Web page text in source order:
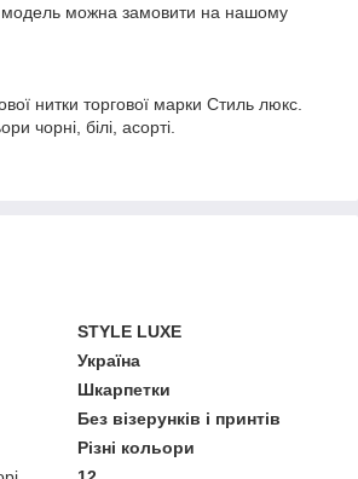
модель можна замовити на нашому
нитки торгової марки Стиль люкс.
чорні, білі, асорті.
STYLE LUXE
Україна
Шкарпетки
Без візерунків і принтів
Різні кольори